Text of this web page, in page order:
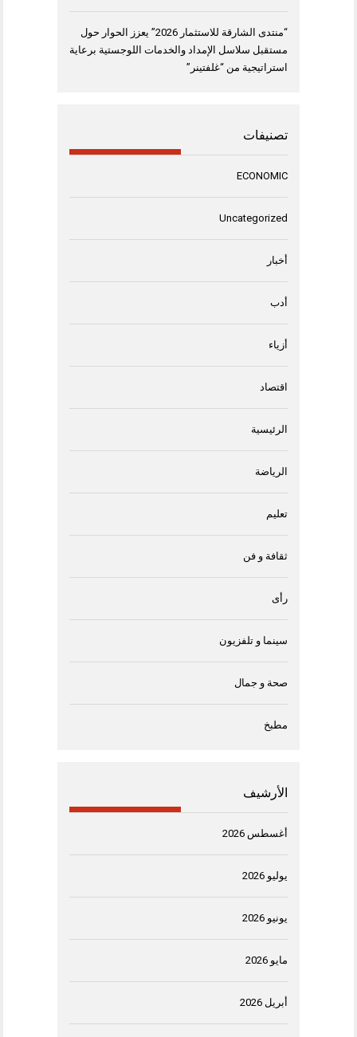
“منتدى الشارقة للاستثمار 2026” يعزز الحوار حول
مستقبل سلاسل الإمداد والخدمات اللوجستية برعاية
استراتيجية من “غلفتينر”
تصنيفات
ECONOMIC
Uncategorized
أخبار
أدب
أزياء
اقتصاد
الرئيسية
الرياضة
تعليم
ثقافة و فن
رأى
سينما و تلفزيون
صحة و جمال
مطبخ
الأرشيف
أغسطس 2026
يوليو 2026
يونيو 2026
مايو 2026
أبريل 2026